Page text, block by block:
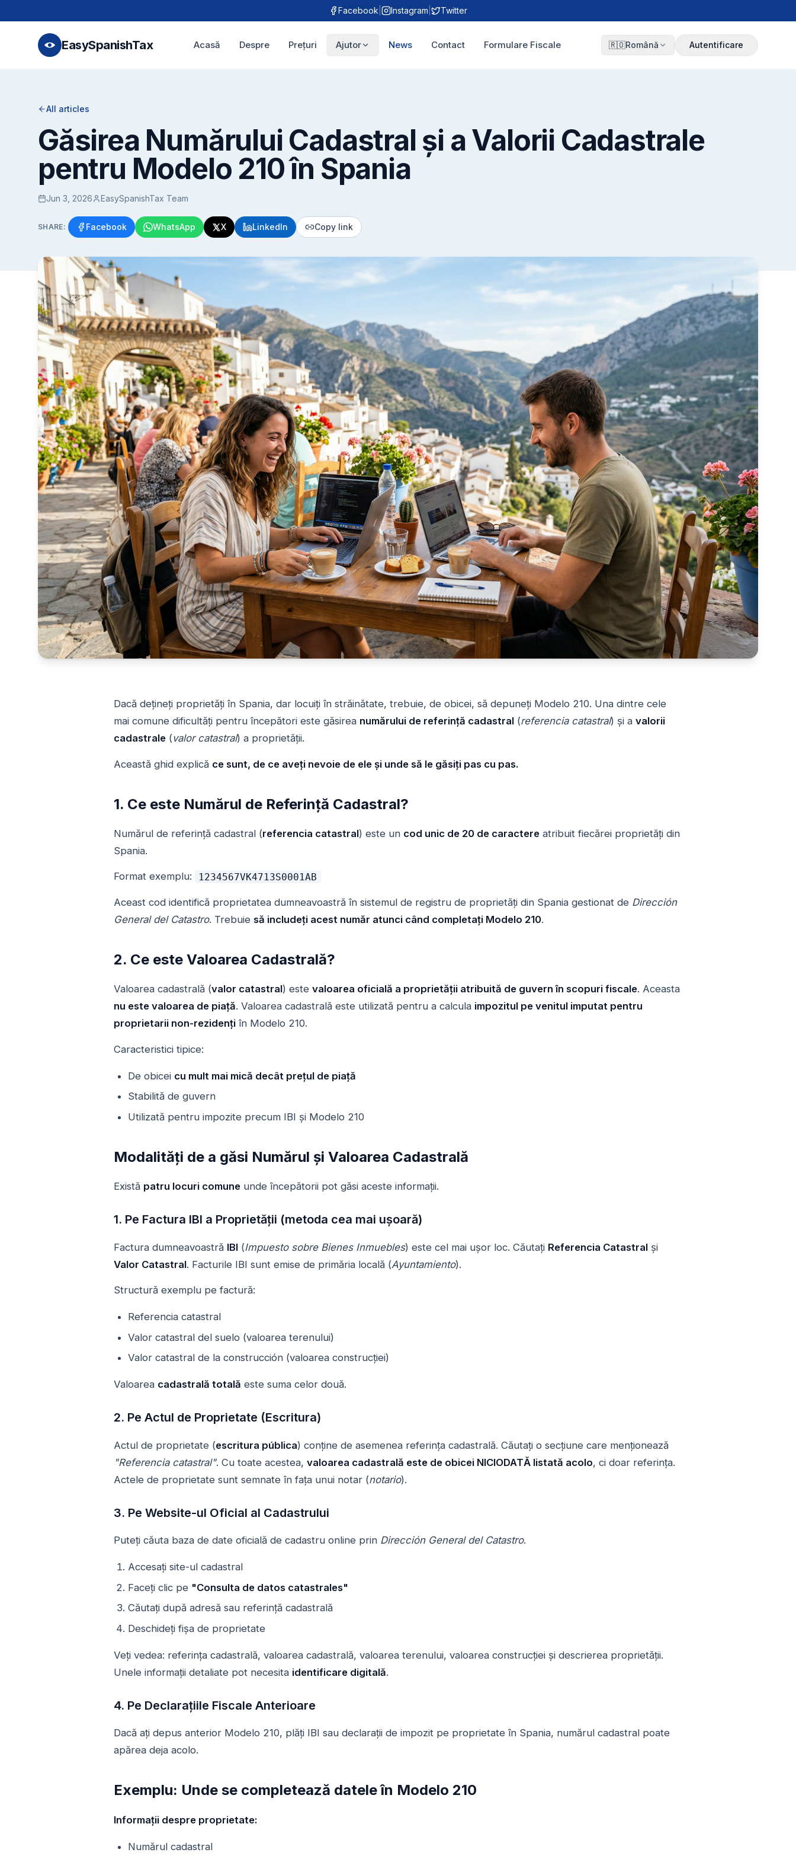
Facebook Instagram Twitter
EasySpanishTax Acasă Despre Prețuri Ajutor News Contact Formulare Fiscale 🇷🇴Română Autentificare
All articles
Găsirea Numărului Cadastral și a Valorii Cadastrale
pentru Modelo 210 în Spania
Jun 3, 2026 EasySpanishTax Team
SHARE: Facebook WhatsApp X LinkedIn Copy link
Dacă dețineți proprietăți în Spania, dar locuiți în străinătate, trebuie, de obicei, să depuneți Modelo 210. Una dintre cele
mai comune dificultăți pentru începători este găsirea numărului de referință cadastral (referencia catastral) și a valorii
cadastrale (valor catastral) a proprietății.
Această ghid explică ce sunt, de ce aveți nevoie de ele și unde să le găsiți pas cu pas.
1. Ce este Numărul de Referință Cadastral?
Numărul de referință cadastral (referencia catastral) este un cod unic de 20 de caractere atribuit fiecărei proprietăți din
Spania.
Format exemplu: 1234567VK4713S0001AB
Aceast cod identifică proprietatea dumneavoastră în sistemul de registru de proprietăți din Spania gestionat de Dirección
General del Catastro. Trebuie să includeți acest număr atunci când completați Modelo 210.
2. Ce este Valoarea Cadastrală?
Valoarea cadastrală (valor catastral) este valoarea oficială a proprietății atribuită de guvern în scopuri fiscale. Aceasta
nu este valoarea de piață. Valoarea cadastrală este utilizată pentru a calcula impozitul pe venitul imputat pentru
proprietarii non-rezidenți în Modelo 210.
Caracteristici tipice:
De obicei cu mult mai mică decât prețul de piață
Stabilită de guvern
Utilizată pentru impozite precum IBI și Modelo 210
Modalități de a găsi Numărul și Valoarea Cadastrală
Există patru locuri comune unde începătorii pot găsi aceste informații.
1. Pe Factura IBI a Proprietății (metoda cea mai ușoară)
Factura dumneavoastră IBI (Impuesto sobre Bienes Inmuebles) este cel mai ușor loc. Căutați Referencia Catastral și
Valor Catastral. Facturile IBI sunt emise de primăria locală (Ayuntamiento).
Structură exemplu pe factură:
Referencia catastral
Valor catastral del suelo (valoarea terenului)
Valor catastral de la construcción (valoarea construcției)
Valoarea cadastrală totală este suma celor două.
2. Pe Actul de Proprietate (Escritura)
Actul de proprietate (escritura pública) conține de asemenea referința cadastrală. Căutați o secțiune care menționează
"Referencia catastral". Cu toate acestea, valoarea cadastrală este de obicei NICIODATĂ listată acolo, ci doar referința.
Actele de proprietate sunt semnate în fața unui notar (notario).
3. Pe Website-ul Oficial al Cadastrului
Puteți căuta baza de date oficială de cadastru online prin Dirección General del Catastro.
Accesați site-ul cadastral
Faceți clic pe "Consulta de datos catastrales"
Căutați după adresă sau referință cadastrală
Deschideți fișa de proprietate
Veți vedea: referința cadastrală, valoarea cadastrală, valoarea terenului, valoarea construcției și descrierea proprietății.
Unele informații detaliate pot necesita identificare digitală.
4. Pe Declarațiile Fiscale Anterioare
Dacă ați depus anterior Modelo 210, plăți IBI sau declarații de impozit pe proprietate în Spania, numărul cadastral poate
apărea deja acolo.
Exemplu: Unde se completează datele în Modelo 210
Informații despre proprietate:
Numărul cadastral